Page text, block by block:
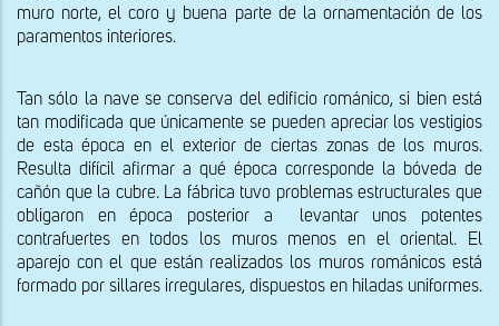
muro norte, el coro y buena parte de la ornamentación de los
paramentos interiores.
Tan sólo la nave se conserva del edificio románico, si bien está
tan modificada que únicamente se pueden apreciar los vestigios
de esta época en el exterior de ciertas zonas de los muros.
Resulta difícil afirmar a qué época corresponde la bóveda de
cañón que la cubre. La fábrica tuvo problemas estructurales que
obligaron en época posterior a  levantar unos potentes
contrafuertes en todos los muros menos en el oriental. El
aparejo con el que están realizados los muros románicos está
formado por sillares irregulares, dispuestos en hiladas uniformes.